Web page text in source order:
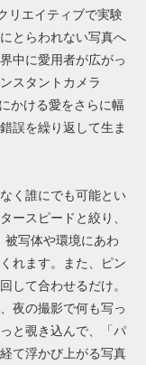
リエイティブで実験
とらわれない写真へ
中に愛用者が広がっ
スタントカメラ
かける愛をさらに幅
誤を繰り返して生ま
く誰にでも可能とい
ースピードと絞り、
写体や環境にあわ
れます。また、ピン
して合わせるだけ。
夜の撮影で何も写っ
と覗き込んで、「パ
て浮かび上がる写真